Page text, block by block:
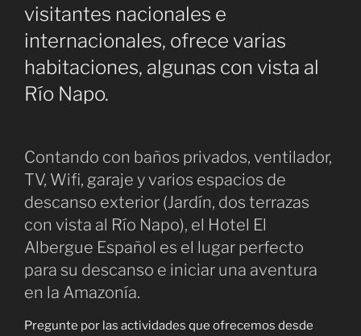
visitantes nacionales e
internacionales, ofrece varias
habitaciones, algunas con vista al
Río Napo.
Contando con baños privados, ventilador,
TV, Wifi, garaje y varios espacios de
descanso exterior (Jardín, dos terrazas
con vista al Río Napo), el Hotel El
Albergue Español es el lugar perfecto
para su descanso e iniciar una aventura
en la Amazonía.
Pregunte por las actividades que ofrecemos desde